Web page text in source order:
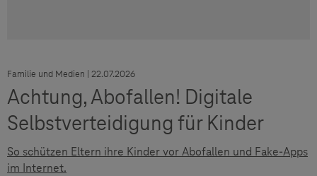
Familie und Medien | 22.07.2026
Achtung, Abofallen! Digitale
Selbstverteidigung für Kinder
So schützen Eltern ihre Kinder vor Abofallen und Fake-Apps
im Internet.